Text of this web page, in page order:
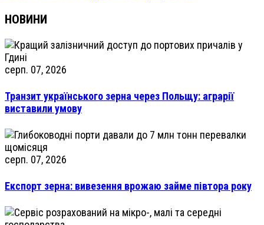
НОВИНИ
серп. 07, 2026
Транзит українського зерна через Польщу: аграрії
виставили умову
серп. 07, 2026
Експорт зерна: вивезення врожаю займе півтора року